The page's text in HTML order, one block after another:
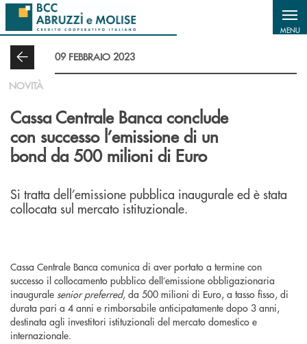
Salta al contenuto principale
MENU
09 FEBBRAIO 2023
NOVITÀ
Cassa Centrale Banca conclude
con successo l’emissione di un
bond da 500 milioni di Euro
Si tratta dell’emissione pubblica inaugurale ed è stata
collocata sul mercato istituzionale.
Cassa Centrale Banca comunica di aver portato a termine con
successo il collocamento pubblico dell’emissione obbligazionaria
inaugurale senior preferred, da 500 milioni di Euro, a tasso fisso, di
durata pari a 4 anni e rimborsabile anticipatamente dopo 3 anni,
destinata agli investitori istituzionali del mercato domestico e
internazionale.